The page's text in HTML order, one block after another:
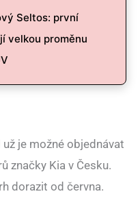
Seltos: první
velkou proměnu
už je možné objednávat
značky Kia v Česku.
dorazit od června.